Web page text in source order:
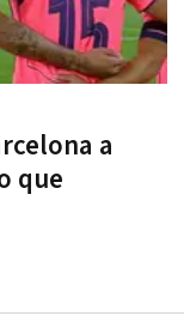
a
que